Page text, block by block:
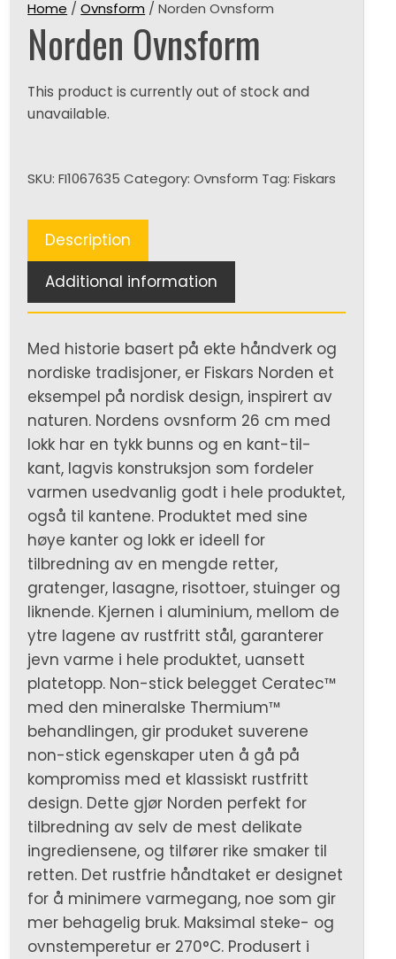
Home /Ovnsform / Norden Ovnsform
Norden Ovnsform
This product is currently out of stock and
unavailable.
SKU:FI1067635 Category:Ovnsform Tag:Fiskars
Description
Additional information
Med historie basert på ekte håndverk og
nordiske tradisjoner, er Fiskars Norden et
eksempel på nordisk design, inspirert av
naturen. Nordens ovsnform 26 cm med
lokk har en tykk bunns og en kant-til-
kant, lagvis konstruksjon som fordeler
varmen usedvanlig godt i hele produktet,
også til kantene. Produktet med sine
høye kanter og lokk er ideell for
tilbredning av en mengde retter,
gratenger, lasagne, risottoer, stuinger og
liknende. Kjernen i aluminium, mellom de
ytre lagene av rustfritt stål, garanterer
jevn varme i hele produktet, uansett
platetopp. Non-stick belegget Ceratec™
med den mineralske Thermium™
behandlingen, gir produket suverene
non-stick egenskaper uten å gå på
kompromiss med et klassiskt rustfritt
design. Dette gjør Norden perfekt for
tilbredning av selv de mest delikate
ingrediensene, og tilfører rike smaker til
retten. Det rustfrie håndtaket er designet
for å minimere varmegang, noe som gir
mer behagelig bruk. Maksimal steke- og
ovnstemperetur er 270°C. Produsert i